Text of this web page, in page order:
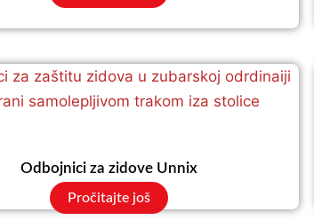
Odbojnici za zidove Unnix
Pročitajte još